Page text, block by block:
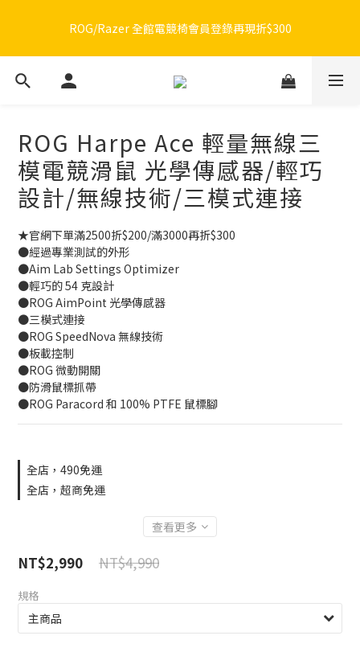
300
🔥品牌限定滿額折🔥ROG周邊滿1500折100 / 2500折200 / 3000折
ROG Harpe Ace 輕量無線三
模電競滑鼠 光學傳感器/輕巧
設計/無線技術/三模式連接
★官網下單滿2500折$200/滿3000再折$300
●經過專業測試的外形
●Aim Lab Settings Optimizer
●輕巧的 54 克設計
●ROG AimPoint 光學傳感器
●三模式連接
●ROG SpeedNova 無線技術
●板載控制
●ROG 微動開關
●防滑鼠標抓帶
●ROG Paracord 和 100% PTFE 鼠標腳
全店，490免運
全店，超商免運
查看更多
NT$4,990
NT$2,990
規格